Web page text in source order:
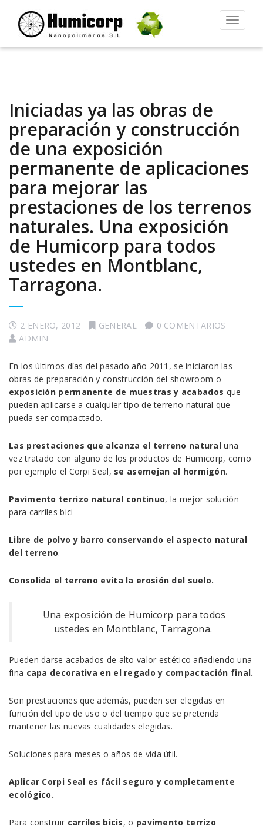
Alternar
Iniciadas ya las obras de
preparación y construcción
de una exposición
permanente de aplicaciones
para mejorar las
prestaciones de los terrenos
naturales. Una exposición
de Humicorp para todos
ustedes en Montblanc,
Tarragona.
2 ENERO, 2012 GENERAL
0 COMENTARIOS
ADMIN
En los últimos días del pasado año 2011, se iniciaron las
obras de preparación y construcción del showroom o
exposición permanente de muestras y acabados que
pueden aplicarse a cualquier tipo de terreno natural que
pueda ser compactado.
Las prestaciones que alcanza el terreno natural una
vez tratado con alguno de los productos de Humicorp, como
por ejemplo el Corpi Seal, se asemejan al hormigón.
Pavimento terrizo natural continuo, la mejor solución
para carriles bici
Libre de polvo y barro conservando el aspecto natural
del terreno.
Consolida el terreno evita la erosión del suelo.
Una exposición de Humicorp para todos
ustedes en Montblanc, Tarragona.
Pueden darse acabados de alto valor estético añadiendo una
fina capa decorativa en el regado y compactación final.
Son prestaciones que además, pueden ser elegidas en
función del tipo de uso o del tiempo que se pretenda
mantener las nuevas cualidades elegidas.
Soluciones para meses o años de vida útil.
Aplicar Corpi Seal es fácil seguro y completamente
ecológico.
Para construir carriles bicis, o pavimento terrizo